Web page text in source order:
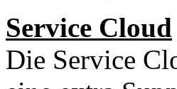
Service Cloud
Die Service